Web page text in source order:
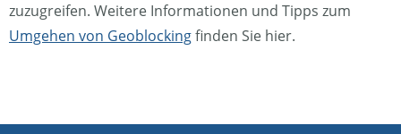
zuzugreifen. Weitere Informationen und Tipps zum
Umgehen von Geoblockingfinden Sie hier.